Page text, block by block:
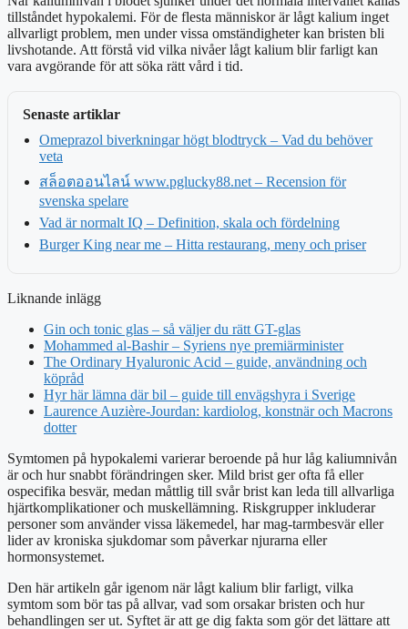
tillståndet hypokalemi. För de flesta människor är lågt kalium inget
allvarligt problem, men under vissa omständigheter kan bristen bli
livshotande. Att förstå vid vilka nivåer lågt kalium blir farligt kan
vara avgörande för att söka rätt vård i tid.
Senaste artiklar
Omeprazol biverkningar högt blodtryck – Vad du behöver
veta
สล็อตออนไลน์ www.pglucky88.net – Recension för
svenska spelare
Vad är normalt IQ – Definition, skala och fördelning
Burger King near me – Hitta restaurang, meny och priser
Liknande inlägg
Gin och tonic glas – så väljer du rätt GT-glas
Mohammed al-Bashir – Syriens nye premiärminister
The Ordinary Hyaluronic Acid – guide, användning och
köpråd
Hyr här lämna där bil – guide till envägshyra i Sverige
Laurence Auzière-Jourdan: kardiolog, konstnär och Macrons
dotter
Symtomen på hypokalemi varierar beroende på hur låg kaliumnivån
är och hur snabbt förändringen sker. Mild brist ger ofta få eller
ospecifika besvär, medan måttlig till svår brist kan leda till allvarliga
hjärtkomplikationer och muskellämning. Riskgrupper inkluderar
personer som använder vissa läkemedel, har mag-tarmbesvär eller
lider av kroniska sjukdomar som påverkar njurarna eller
hormonsystemet.
Den här artikeln går igenom när lågt kalium blir farligt, vilka
symtom som bör tas på allvar, vad som orsakar bristen och hur
behandlingen ser ut. Syftet är att ge dig fakta som gör det lättare att